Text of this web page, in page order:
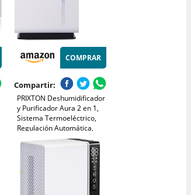
COMPRAR
Compartir:
PRIXTON Deshumidificador
y Purificador Aura 2 en 1,
Sistema Termoeléctrico,
Regulación Automática,
Modo Nocturno, 3L de
Capacidad, Gran Cobertura